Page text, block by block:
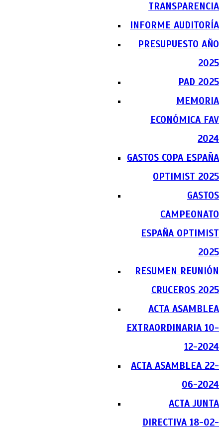
TRANSPARENCIA
INFORME AUDITORÍA
PRESUPUESTO AÑO
2025
PAD 2025
MEMORIA
ECONÓMICA FAV
2024
GASTOS COPA ESPAÑA
OPTIMIST 2025
GASTOS
CAMPEONATO
ESPAÑA OPTIMIST
2025
RESUMEN REUNIÓN
CRUCEROS 2025
ACTA ASAMBLEA
EXTRAORDINARIA 10-
12-2024
ACTA ASAMBLEA 22-
06-2024
ACTA JUNTA
DIRECTIVA 18-02-